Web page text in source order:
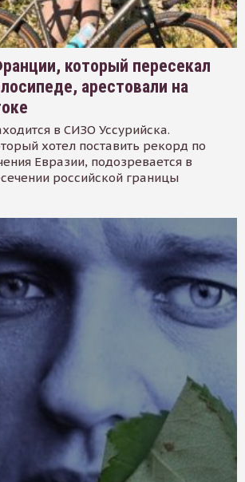
который пересекал
арестовали на
в СИЗО Уссурийска.
хотел поставить рекорд по
Евразии, подозревается в
российской границы